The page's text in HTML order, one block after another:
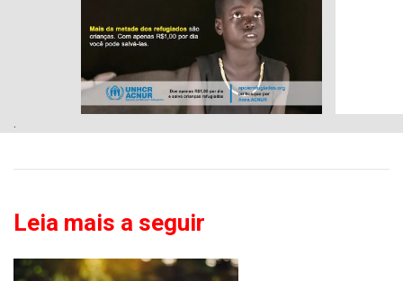
.
Leia mais a seguir